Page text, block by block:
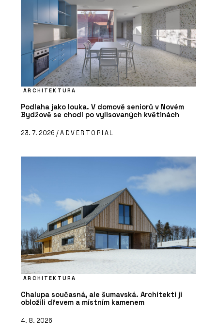
ARCHITEKTURA
Podlaha jako louka. V domově seniorů v Novém
Bydžově se chodí po vylisovaných květinách
23. 7. 2026 /ADVERTORIAL
ARCHITEKTURA
Chalupa současná, ale šumavská. Architekti ji
obložili dřevem a místním kamenem
4. 8. 2026